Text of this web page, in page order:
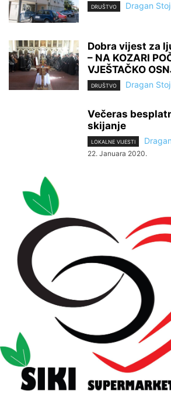
DRUŠTVO Dragan
Dobra vijest za
– NA KOZARI
VJEŠTAČKO
DRUŠTVO Dragan
Večeras
skijanje
LOKALNE VIJESTI
22. Januara 2020.